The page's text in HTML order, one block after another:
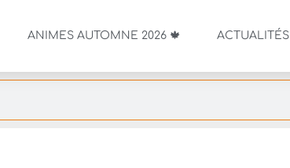
ANIMES AUTOMNE 2026 🍁 ACTUALITÉS